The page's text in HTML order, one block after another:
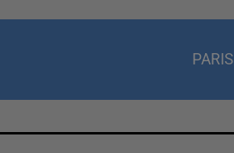
PARIS